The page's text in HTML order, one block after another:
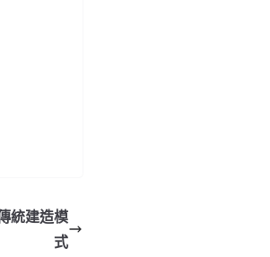
統建造模
式